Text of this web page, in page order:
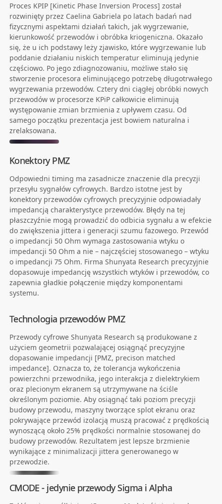
Proces KPIP [Kinetic Phase Inversion Process] został
rozwinięty przez Caelina Gabriela po latach badań nad
fizycznymi aspektami działań takich, jak wygrzewanie,
kierunkowość przewodów i obróbka kriogeniczna. Okazało
się, że u ich podstawy leży zjawisko, które wygrzewanie lub
poddanie działaniu niskich temperatur eliminują jedynie
częściowo. Po jego zdiagnozowaniu, możliwe stało się
stworzenie procesora eliminującego potrzebę długotrwałego
wygrzewania przewodów. Cztery dni ciągłej obróbki nowych
przewodów w procesorze KPiP całkowicie eliminują
występowanie zmian brzmienia z upływem czasu. Od
samego początku prezentacja jest bowiem naturalna i
zrelaksowana.
Konektory PMZ
Odpowiedni timing ma zasadnicze znaczenie dla precyzji
przesyłu sygnałów cyfrowych. Bardzo istotne jest by
konektory przewodów cyfrowych precyzyjnie odpowiadały
impedancją charakterystyce przewodów. Błędy na tej
płaszczyźnie mogą prowadzić do odbicia sygnału a w efekcie
do zwiększenia jittera i generacji szumu fazowego. Przewód
o impedancji 50 Ohm wymaga zastosowania wtyku o
impedancji 50 Ohm a nie – najczęściej stosowanego – wtyku
o impedancji 75 Ohm. Firma Shunyata Research precyzyjnie
dopasowuje impedancję wszystkich wtyków i przewodów, co
zapewnia gładkie połączenie między komponentami
systemu.
Technologia przewodów PMZ
Przewody cyfrowe Shunyata Research są produkowane z
użyciem geometrii pozwalającej osiągnąć precyzyjne
dopasowanie impedancji [PMZ, precison matched
impedance]. Oznacza to, że tolerancja wykończenia
powierzchni przewodnika, jego interakcja z dielektrykiem
oraz plecionym ekranem są utrzymywane na ściśle
określonym poziomie. Aby osiągnąć taki poziom precyzji
budowy przewodu, maszyny tworzące splot ekranu oraz
pokrywające przewód izolacją muszą pracować z prędkością
wynoszącą około 25% prędkości normalnie stosowanej do
budowy przewodów. Rezultatem jest lepsze brzmienie
wynikające z minimalizacji jittera generowanego w
przewodzie.
CMODE - jedynie przewody Sigma i Alpha